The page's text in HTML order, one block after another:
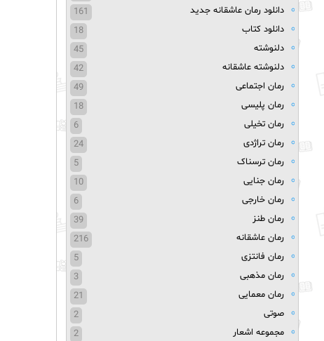
دانلود رمان عاشقانه جدید
161
دانلود کتاب
18
دلنوشته
45
دلنوشته عاشقانه
42
رمان اجتماعی
49
رمان پلیسی
18
رمان تخیلی
6
رمان تراژدی
24
رمان ترسناک
5
رمان جنایی
10
رمان خارجی
6
رمان طنز
39
رمان عاشقانه
216
رمان فانتزی
5
رمان مذهبی
3
رمان معمایی
21
صوتی
2
مجموعه اشعار
2